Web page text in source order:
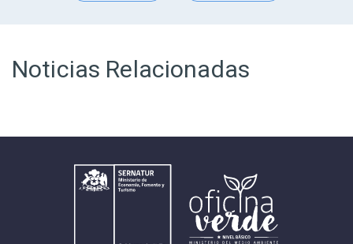
Noticias Relacionadas